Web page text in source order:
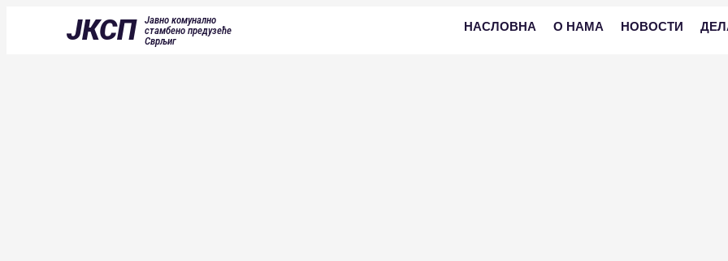
ЈКСП
Јавно комунално
стамбено предузеће
Сврљиг
НАСЛОВНА О НАМА НОВОСТИ